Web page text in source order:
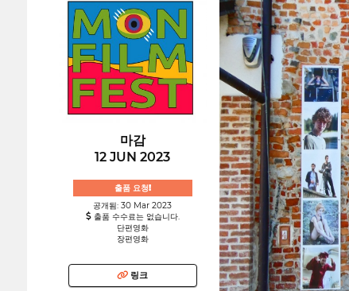
마감
12 JUN 2023
출품 요청!
공개됨: 30 Mar 2023
출품 수수료는 없습니다.
단편영화
장편영화
링크